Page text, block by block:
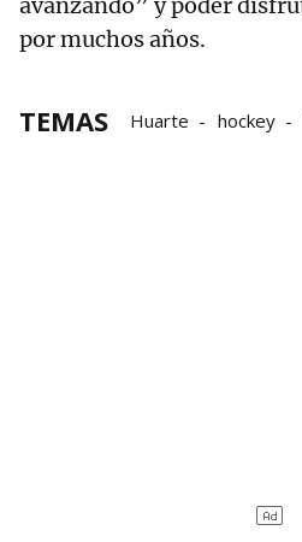
por muchos años.
TEMAS Huarte hockey